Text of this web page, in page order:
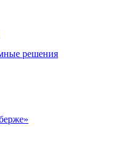
решения